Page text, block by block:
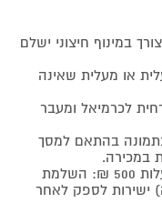
במינוף חיצוני ישלם
או מעלית שאינה
לכרמיאל ומעבר
בהתאם למסך
הובלה והרכבה למצפה רמון ודרומה בעלות 500 ₪: השלמת
ישירות לספק לאחר